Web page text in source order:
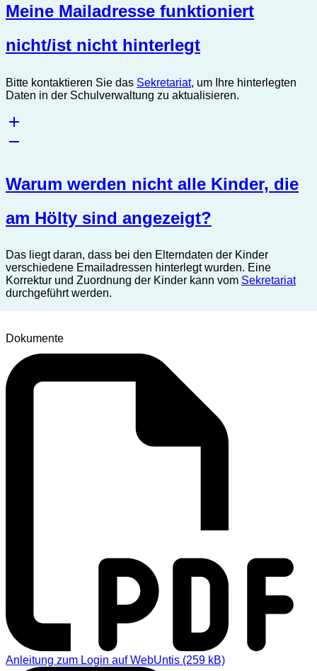
Meine Mailadresse funktioniert
nicht/ist nicht hinterlegt
Bitte kontaktieren Sie das Sekretariat, um Ihre hinterlegten
Daten in der Schulverwaltung zu aktualisieren.
Warum werden nicht alle Kinder, die
am Hölty sind angezeigt?
Das liegt daran, dass bei den Elterndaten der Kinder
verschiedene Emailadressen hinterlegt wurden. Eine
Korrektur und Zuordnung der Kinder kann vom Sekretariat
durchgeführt werden.
Dokumente
Anleitung zum Login auf WebUntis (259 kB)